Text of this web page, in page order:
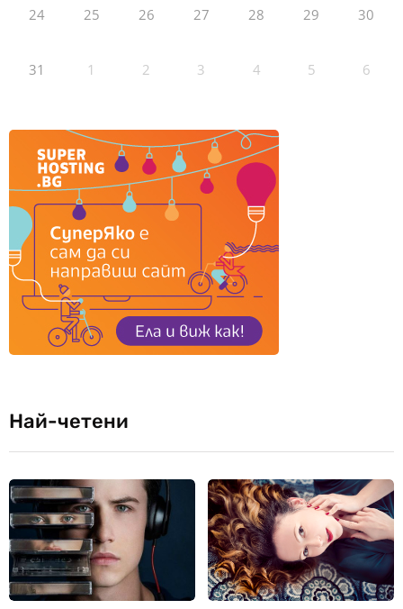
24 25 26 27 28 29 30
31 1 2 3 4 5 6
Най-четени